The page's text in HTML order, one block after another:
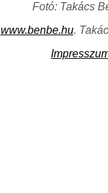
Fotó: Takács
www.benbe.hu.